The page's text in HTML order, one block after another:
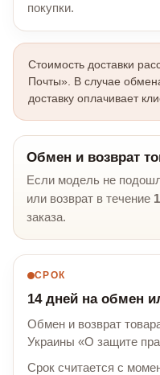
покупки.
Стоимость доставки
Почты». В случае
доставку оплачивает
Обмен и возврат
Если модель не
или возврат в течение
заказа.
СРОК
14 дней на обмен
Обмен и возврат
Украины «О защите
Срок считается с